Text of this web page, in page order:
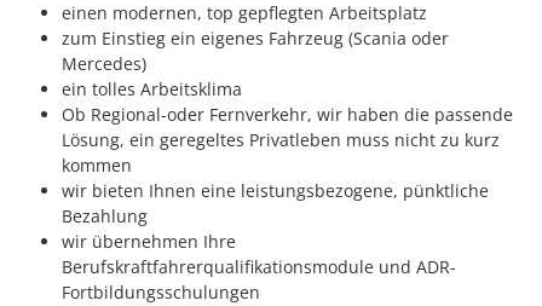
einen modernen, top gepflegten Arbeitsplatz
zum Einstieg ein eigenes Fahrzeug (Scania oder
Mercedes)
ein tolles Arbeitsklima
Ob Regional-oder Fernverkehr, wir haben die passende
Lösung, ein geregeltes Privatleben muss nicht zu kurz
kommen
wir bieten Ihnen eine leistungsbezogene, pünktliche
Bezahlung
wir übernehmen Ihre
Berufskraftfahrerqualifikationsmodule und ADR-
Fortbildungsschulungen